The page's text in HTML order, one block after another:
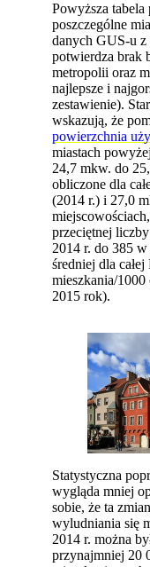
Powyższa
poszczególne
danych GUS-u
potwierdza brak
metropolii oraz
najlepsze i
zestawienie).
wskazują, że
powierzchnia
miastach
24,7 mkw. do
obliczone dla
(2014 r.) i 27,0
przeciętnej
2014 r. do 385
średniej dla
mieszkania/
2015 rok).
Statystyczna
wygląda mniej
sobie, że ta
wyludniania się
2014 r. można
przynajmniej 20